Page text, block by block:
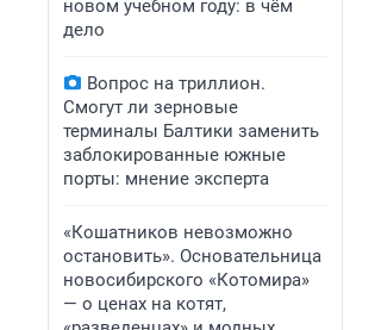
новом учебном году: в чём
дело
Вопрос на триллион.
Смогут ли зерновые
терминалы Балтики заменить
заблокированные южные
порты: мнение эксперта
«Кошатников невозможно
остановить». Основательница
новосибирского «Котомира»
— о ценах на котят,